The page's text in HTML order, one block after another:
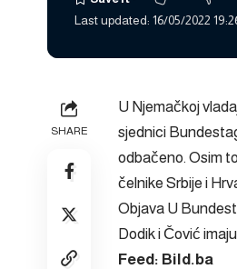
Last updated: 16/05/2022
SHARE
U Njemačkoj
sjednici
odbačeno. Osim
čelnike Srbije i
Objava U
Dodik i Čović
Feed: Bild.ba